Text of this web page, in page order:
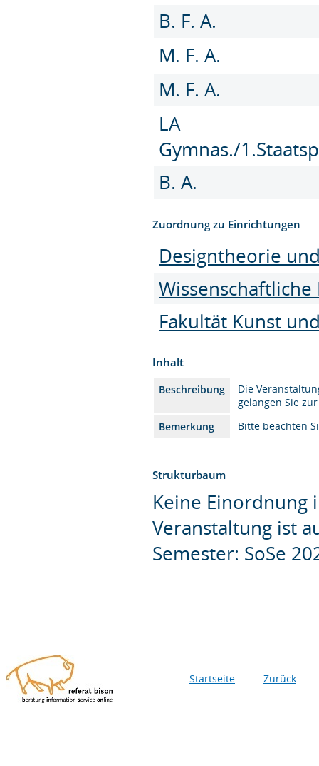
B. F. A.
M. F. A.
M. F. A.
LA
Gymnas./
B. A.
Zuordnung zu Einrichtungen
Designtheorie
Fakultät Kunst
Inhalt
Beschreibung
Die
gelangen Sie
Bemerkung
Bitte beachten
Strukturbaum
Keine Einordnung
Veranstaltung ist
Semester: SoSe
Startseite Zurück